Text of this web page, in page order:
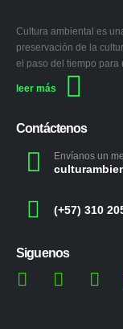
Cultura ambiental es
preservación de la
el paso del tiempo para
leer más
Contáctenos
Envíanos un
(+57) 310
Siguenos